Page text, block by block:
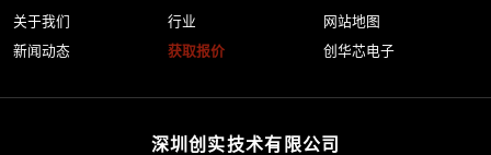
关于我们
新闻动态
行业
获取报价
网站地图
创华芯电子
深圳创实技术有限公司